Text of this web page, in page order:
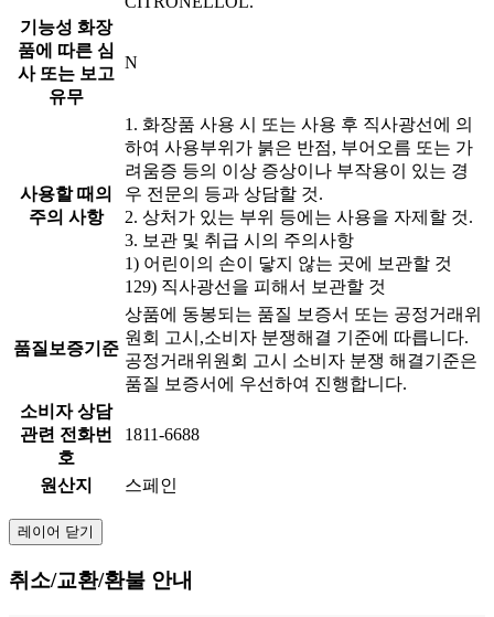
기능성 화장
품에 따른 심
사 또는 보고
유무
N
사용할 때의
주의 사항
1. 화장품 사용 시 또는 사용 후 직사광선에 의
하여 사용부위가 붉은 반점, 부어오름 또는 가
려움증 등의 이상 증상이나 부작용이 있는 경
우 전문의 등과 상담할 것.
2. 상처가 있는 부위 등에는 사용을 자제할 것.
3. 보관 및 취급 시의 주의사항
1) 어린이의 손이 닿지 않는 곳에 보관할 것
129) 직사광선을 피해서 보관할 것
품질보증기준
상품에 동봉되는 품질 보증서 또는 공정거래위
원회 고시,소비자 분쟁해결 기준에 따릅니다.
공정거래위원회 고시 소비자 분쟁 해결기준은
품질 보증서에 우선하여 진행합니다.
소비자 상담
관련 전화번
호
1811-6688
원산지 스페인
레이어 닫기
취소/교환/환불 안내